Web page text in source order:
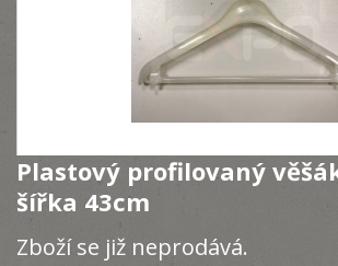
Plastový profilovaný
šířka 43cm
Zboží se již neprodává.